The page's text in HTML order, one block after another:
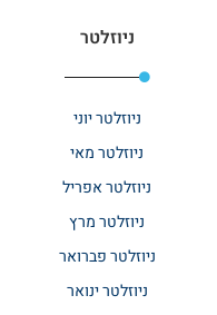
ניוזלטר
ניוזלטר יוני
ניוזלטר מאי
ניוזלטר אפריל
ניוזלטר מרץ
ניוזלטר פברואר
ניוזלטר ינואר